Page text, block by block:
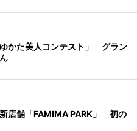
かた美人コンテスト」 グラン
店舗「FAMIMA PARK」 初の